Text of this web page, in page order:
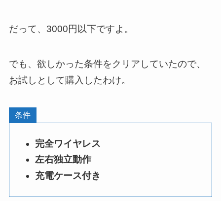
だって、3000円以下ですよ。
でも、欲しかった条件をクリアしていたので、
お試しとして購入したわけ。
条件
完全ワイヤレス
左右独立動作
充電ケース付き